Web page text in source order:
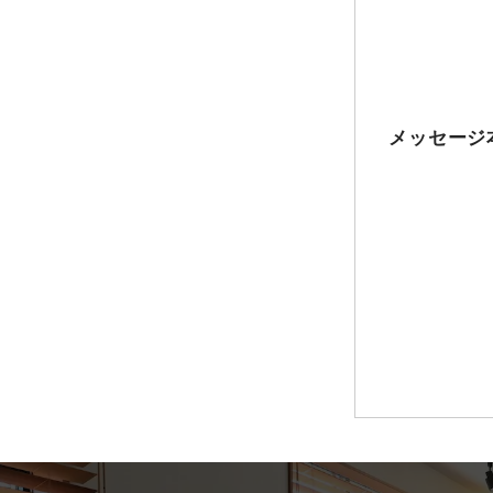
メッセージ